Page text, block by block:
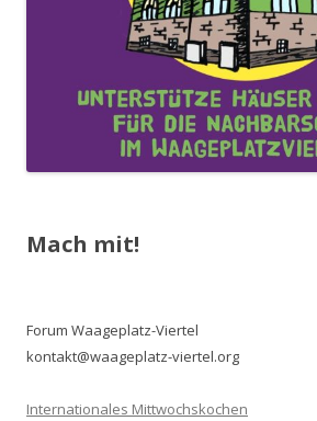
Mach mit!
Forum Waageplatz-Viertel
kontakt@waageplatz-viertel.org
Internationales Mittwochskochen